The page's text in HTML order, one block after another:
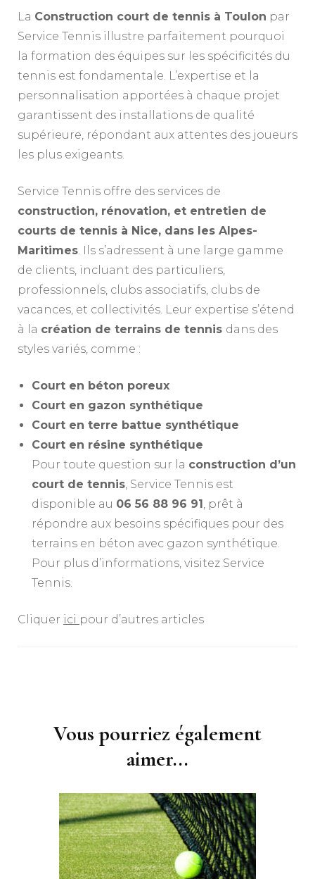
La Construction court de tennis à Toulon par
Service Tennis illustre parfaitement pourquoi
la formation des équipes sur les spécificités du
tennis est fondamentale. L’expertise et la
personnalisation apportées à chaque projet
garantissent des installations de qualité
supérieure, répondant aux attentes des joueurs
les plus exigeants.
Service Tennis offre des services de
construction, rénovation, et entretien de
courts de tennis à Nice, dans les Alpes-
Maritimes. Ils s’adressent à une large gamme
de clients, incluant des particuliers,
professionnels, clubs associatifs, clubs de
vacances, et collectivités. Leur expertise s’étend
à la création de terrains de tennis dans des
styles variés, comme :
Court en béton poreux
Court en gazon synthétique
Court en terre battue synthétique
Court en résine synthétique
Pour toute question sur la construction d’un
court de tennis, Service Tennis est
disponible au 06 56 88 96 91 , prêt à
répondre aux besoins spécifiques pour des
terrains en béton avec gazon synthétique.
Pour plus d’informations, visitez Service
Tennis.
Cliquer ici pour d’autres articles
Vous pourriez également
aimer...